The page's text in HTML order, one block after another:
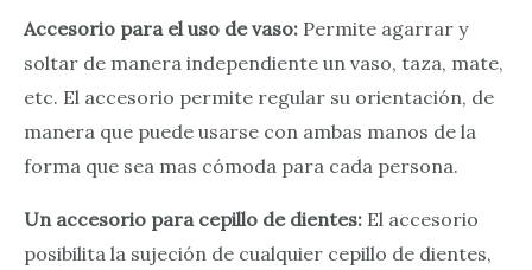
Accesorio para el uso de vaso: Permite agarrar y
soltar de manera independiente un vaso, taza, mate,
etc. El accesorio permite regular su orientación, de
manera que puede usarse con ambas manos de la
forma que sea mas cómoda para cada persona.
Un accesorio para cepillo de dientes: El accesorio
posibilita la sujeción de cualquier cepillo de dientes,